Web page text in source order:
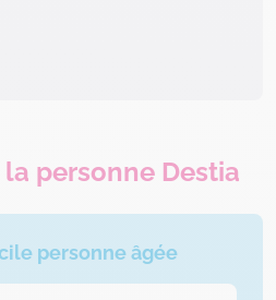
personne Destia
personne âgée